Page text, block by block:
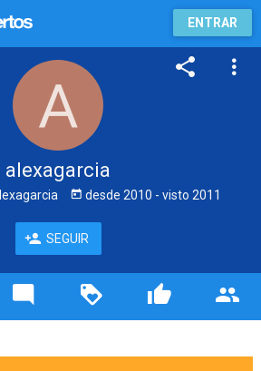
ENTRAR
alexagarcia
desde 2010 - visto 2011
SEGUIR